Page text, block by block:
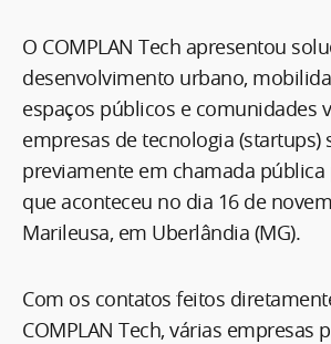
O COMPLAN Tech apresentou
desenvolvimento urbano,
espaços públicos e comunidades
empresas de tecnologia (startups)
previamente em chamada pública
que aconteceu no dia 16 de
Marileusa, em Uberlândia (MG).
Com os contatos feitos
COMPLAN Tech, várias empresas